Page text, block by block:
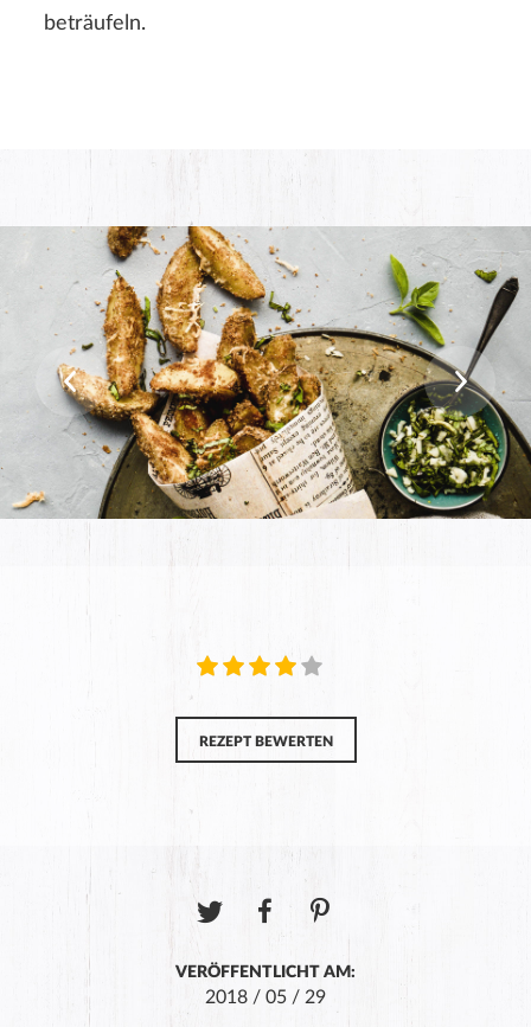
beträufeln.
REZEPT BEWERTEN
VERÖFFENTLICHT AM:
2018 / 05 / 29